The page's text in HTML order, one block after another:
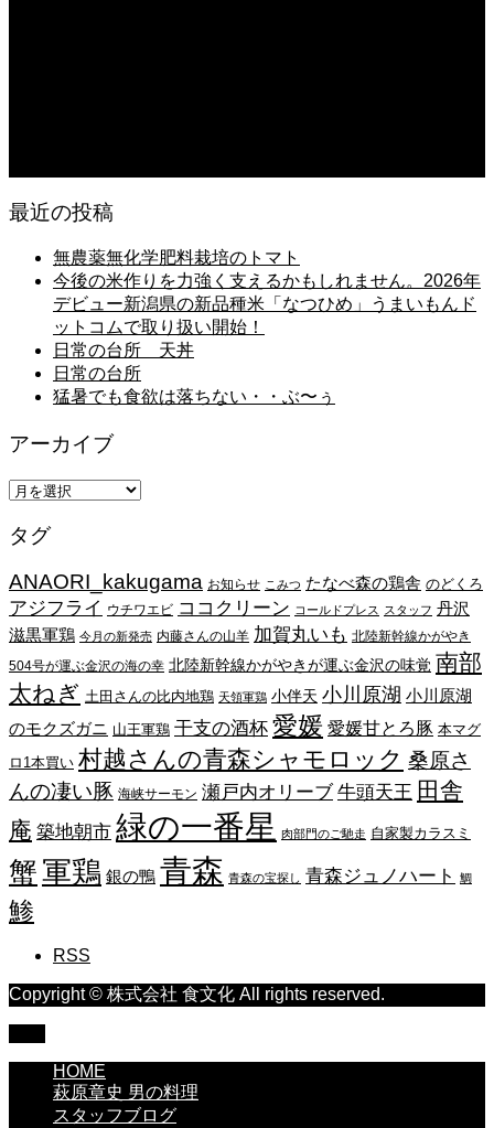
最近の投稿
無農薬無化学肥料栽培のトマト
今後の米作りを力強く支えるかもしれません。2026年
デビュー新潟県の新品種米「なつひめ」うまいもんド
ットコムで取り扱い開始！
日常の台所 天丼
日常の台所
猛暑でも食欲は落ちない・・ぶ〜ぅ
アーカイブ
ア
カ
ブ
タグ
ANAORI_kakugama お知らせ こみつ たなべ森の鶏舎 のどくろ
アジフライ ウチワエビ ココクリーン コールドプレス スタッフ 丹沢
滋黒軍鶏 今月の新発売 内藤さんの山羊 加賀丸いも 北陸新幹線かがやき
504号が運ぶ金沢の海の幸 北陸新幹線かがやきが運ぶ金沢の味覚 南部
太ねぎ 土田さんの比内地鶏 天領軍鶏 小伴天 小川原湖 小川原湖
のモクズガニ 山王軍鶏 干支の酒杯 愛媛 愛媛甘とろ豚 本マグ
ロ1本買い 村越さんの青森シャモロック 桑原さ
んの凄い豚 海峡サーモン 瀬戸内オリーブ 牛頭天王 田舎
庵 築地朝市 緑の一番星 肉部門のご馳走 自家製カラスミ
蟹軍鶏 銀の鴨 青森 青森の宝探し 青森ジュノハート 鯛
鯵
RSS
Copyright © 株式会社 食文化 All rights reserved.
HOME
萩原章史 男の料理
スタッフブログ